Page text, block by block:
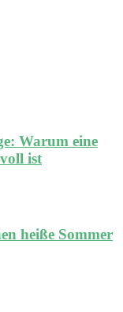
Warum eine
ist
heiße Sommer